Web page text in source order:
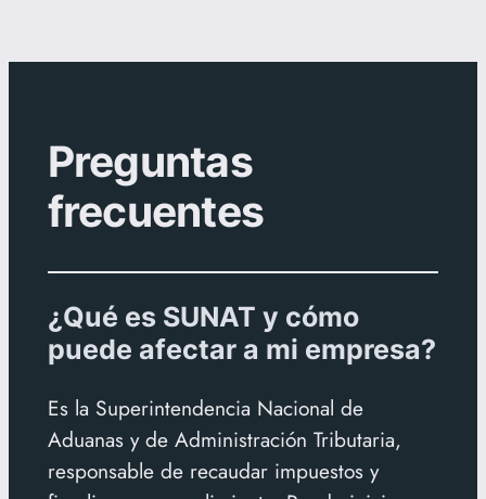
de
SUNAT
Preguntas
frecuentes
¿Qué es SUNAT y cómo
puede afectar a mi empresa?
Es la Superintendencia Nacional de
Aduanas y de Administración Tributaria,
responsable de recaudar impuestos y